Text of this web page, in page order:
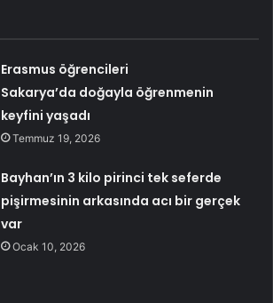
Erasmus öğrencileri
Sakarya’da doğayla öğrenmenin
keyfini yaşadı
Temmuz 19, 2026
Bayhan’ın 3 kilo pirinci tek seferde
pişirmesinin arkasında acı bir gerçek
var
Ocak 10, 2026